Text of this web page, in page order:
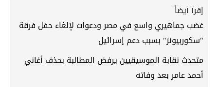
إقرأ أيضاً
غضب جماهيري واسع في مصر ودعوات لإلغاء حفل فرقة
"سكوربيونز" بسبب دعم إسرائيل
متحدث نقابة الموسيقيين يرفض المطالبة بحذف أغاني
أحمد عامر بعد وفاته